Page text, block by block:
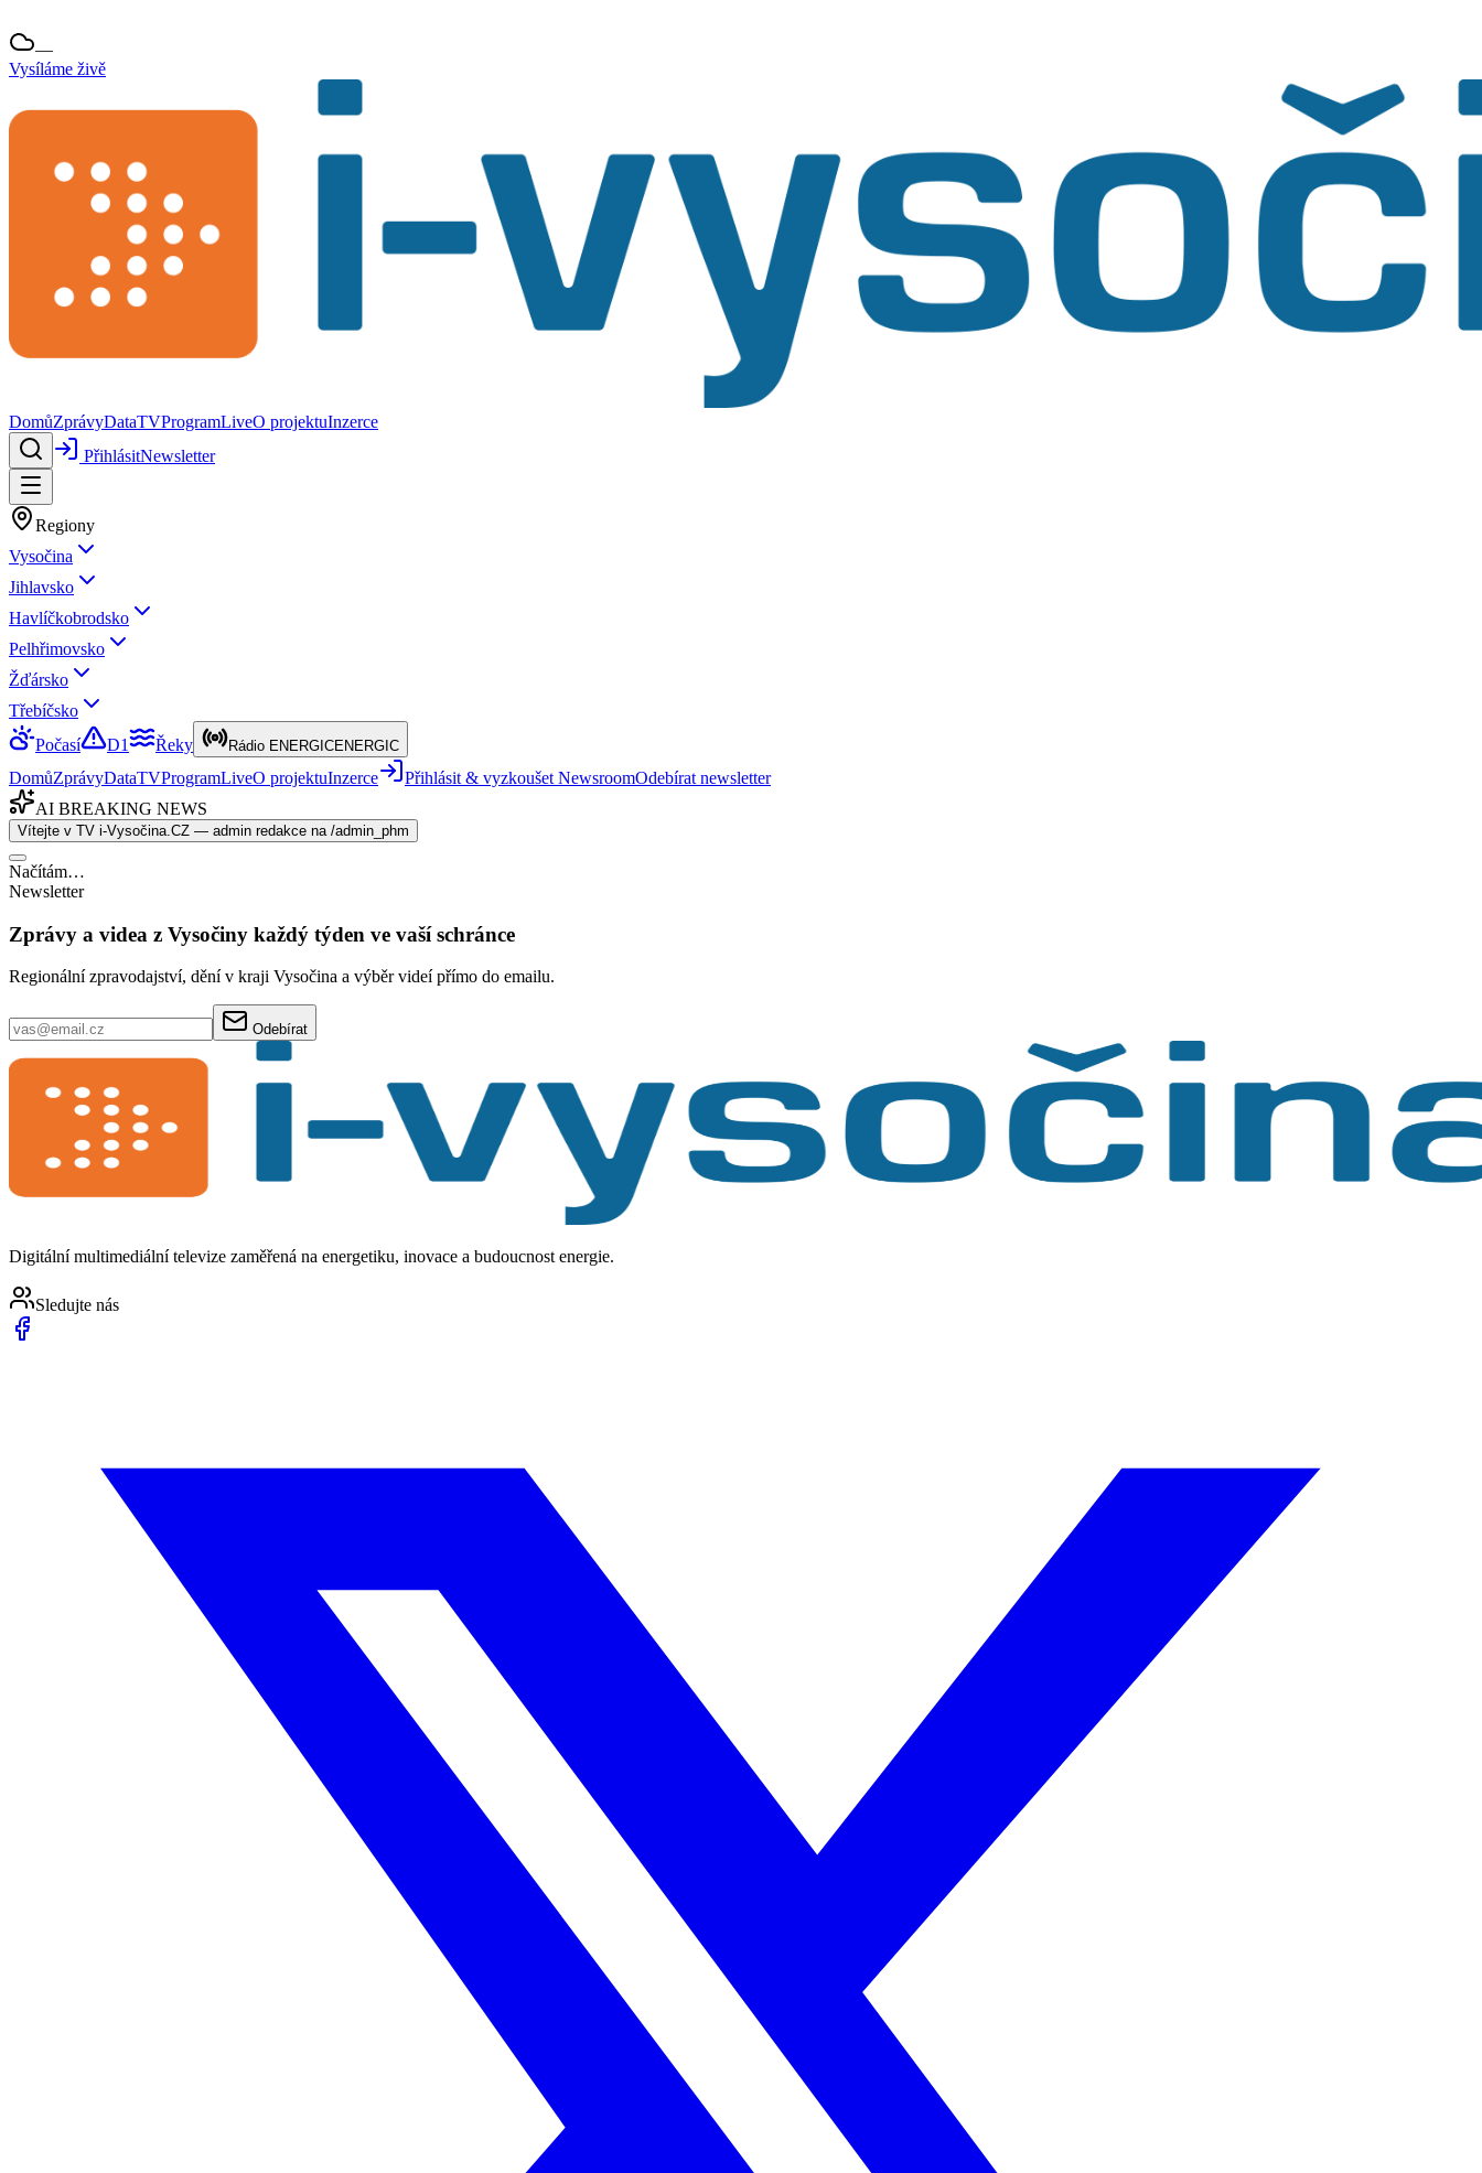
—
Vysíláme živě
DomůZprávyDataTVProgramLiveO projektuInzerce
PřihlásitNewsletter
Regiony
Vysočina
Jihlavsko
Havlíčkobrodsko
Pelhřimovsko
Žďársko
Třebíčsko
Počasí
D1 Řeky Rádio ENERGICENERGIC
DomůZprávyDataTVProgramLiveO projektuInzerce Přihlásit & vyzkoušet NewsroomOdebírat newsletter
AI BREAKING NEWS
Vítejte v TV i-Vysočina.CZ — admin redakce na /admin_phm
Načítám…
Newsletter
Zprávy a videa z Vysočiny každý týden ve vaší schránce
Regionální zpravodajství, dění v kraji Vysočina a výběr videí přímo do emailu.
Odebírat
Digitální multimediální televize zaměřená na energetiku, inovace a budoucnost energie.
Sledujte nás